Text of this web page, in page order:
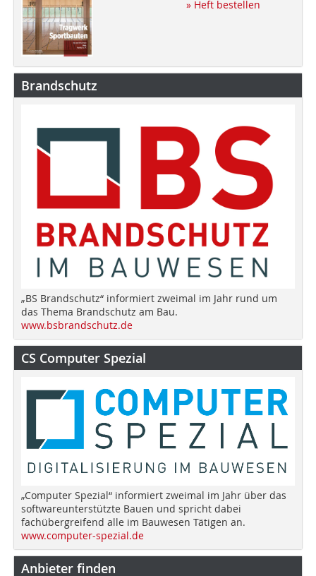
» Heft bestellen
Brandschutz
„BS Brandschutz“ informiert zweimal im Jahr rund um
das Thema Brandschutz am Bau.
www.bsbrandschutz.de
CS Computer Spezial
„Computer Spezial“ informiert zweimal im Jahr über das
softwareunterstützte Bauen und spricht dabei
fachübergreifend alle im Bauwesen Tätigen an.
www.computer-spezial.de
Anbieter finden